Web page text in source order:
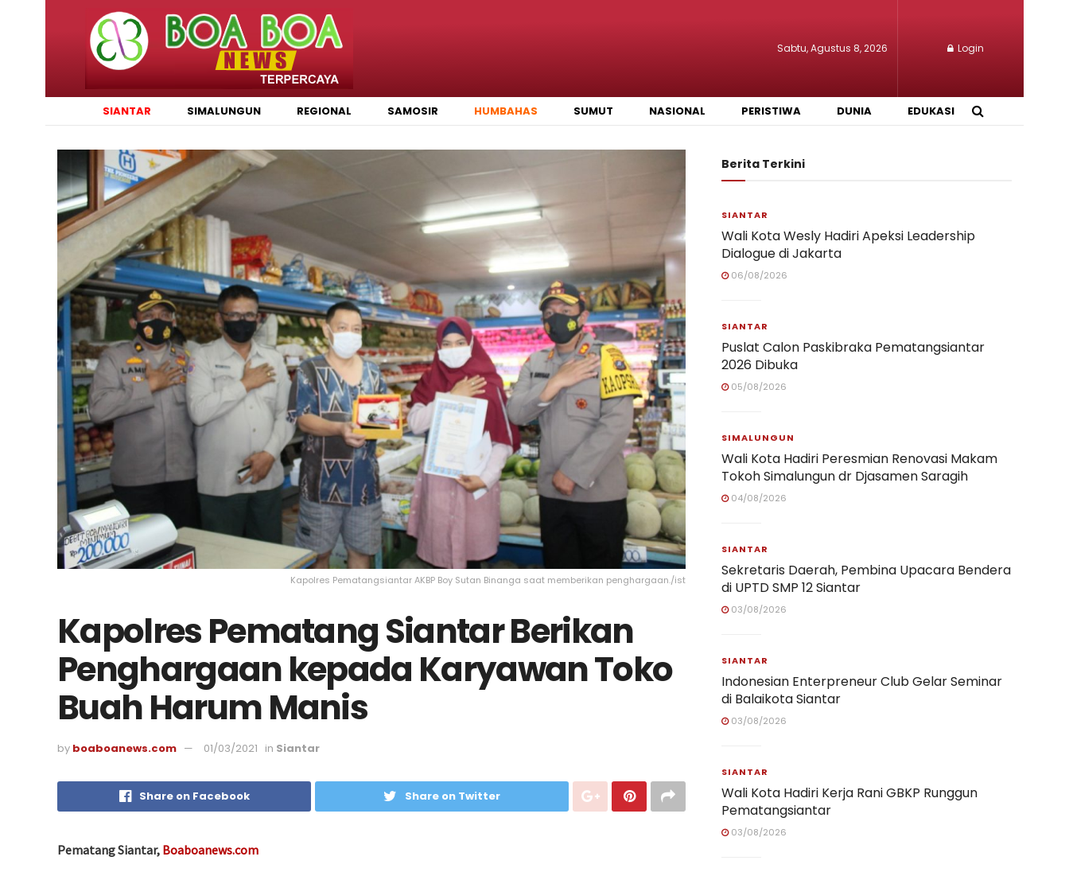
Sabtu, Agustus 8, 2026 Login
SIANTAR SIMALUNGUN REGIONAL SAMOSIR HUMBAHAS SUMUT NASIONAL PERISTIWA DUNIA EDUKASI
Kapolres Pematangsiantar AKBP Boy Sutan Binanga saat memberikan penghargaan./ist
Kapolres Pematang Siantar Berikan
Penghargaan kepada Karyawan Toko
Buah Harum Manis
by boaboanews.com 01/03/2021 in Siantar
Share on Facebook Share on Twitter
Pematang Siantar, Boaboanews.com
Berita Terkini
SIANTAR
Wali Kota Wesly Hadiri Apeksi Leadership
Dialogue di Jakarta
06/08/2026
SIANTAR
Puslat Calon Paskibraka Pematangsiantar
2026 Dibuka
05/08/2026
SIMALUNGUN
Wali Kota Hadiri Peresmian Renovasi Makam
Tokoh Simalungun dr Djasamen Saragih
04/08/2026
SIANTAR
Sekretaris Daerah, Pembina Upacara Bendera
di UPTD SMP 12 Siantar
03/08/2026
SIANTAR
Indonesian Enterpreneur Club Gelar Seminar
di Balaikota Siantar
03/08/2026
SIANTAR
Wali Kota Hadiri Kerja Rani GBKP Runggun
Pematangsiantar
03/08/2026